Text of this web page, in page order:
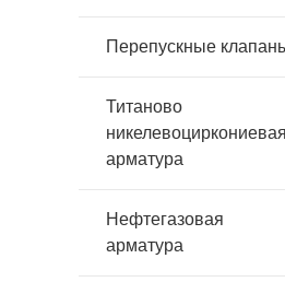
Перепускные
Титаново
никелевоциркониевая
арматура
Нефтегазовая
арматура